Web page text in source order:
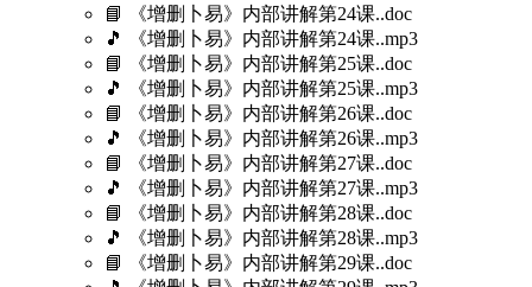
📘 《增删卜易》内部讲解第24课..doc
🎵 《增删卜易》内部讲解第24课..mp3
📘 《增删卜易》内部讲解第25课..doc
🎵 《增删卜易》内部讲解第25课..mp3
📘 《增删卜易》内部讲解第26课..doc
🎵 《增删卜易》内部讲解第26课..mp3
📘 《增删卜易》内部讲解第27课..doc
🎵 《增删卜易》内部讲解第27课..mp3
📘 《增删卜易》内部讲解第28课..doc
🎵 《增删卜易》内部讲解第28课..mp3
📘 《增删卜易》内部讲解第29课..doc